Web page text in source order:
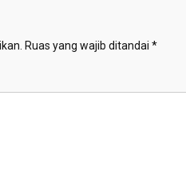
Ruas yang wajib ditandai *